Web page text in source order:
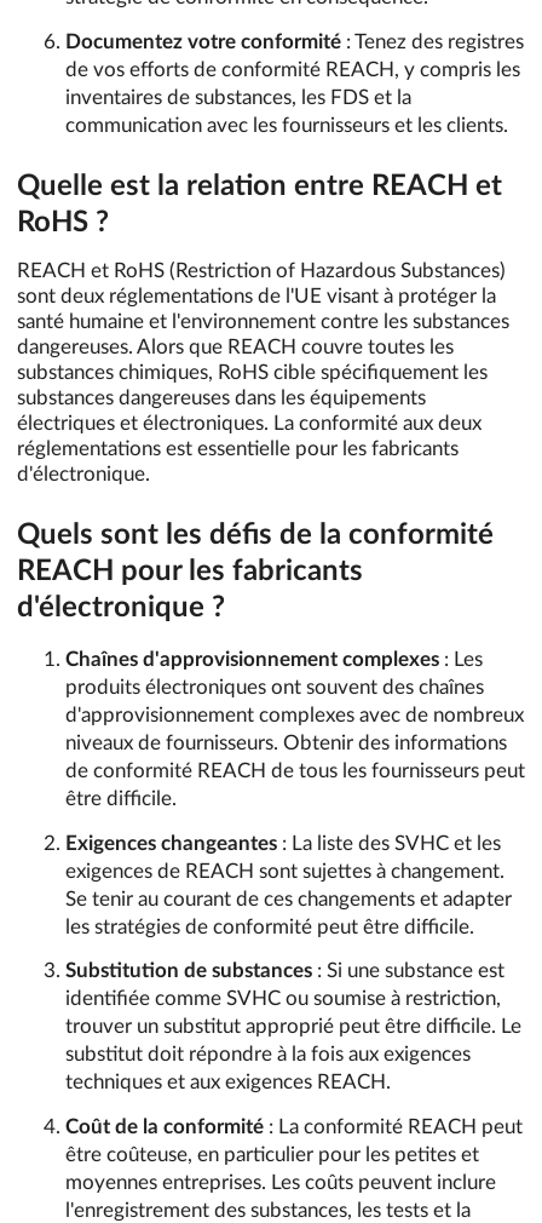
Documentez votre conformité : Tenez des registres
de vos efforts de conformité REACH, y compris les
inventaires de substances, les FDS et la
communication avec les fournisseurs et les clients.
Quelle est la relation entre REACH et
RoHS ?
REACH et RoHS (Restriction of Hazardous Substances)
sont deux réglementations de l'UE visant à protéger la
santé humaine et l'environnement contre les substances
dangereuses. Alors que REACH couvre toutes les
substances chimiques, RoHS cible spécifiquement les
substances dangereuses dans les équipements
électriques et électroniques. La conformité aux deux
réglementations est essentielle pour les fabricants
d'électronique.
Quels sont les défis de la conformité
REACH pour les fabricants
d'électronique ?
Chaînes d'approvisionnement complexes : Les
produits électroniques ont souvent des chaînes
d'approvisionnement complexes avec de nombreux
niveaux de fournisseurs. Obtenir des informations
de conformité REACH de tous les fournisseurs peut
être difficile.
Exigences changeantes : La liste des SVHC et les
exigences de REACH sont sujettes à changement.
Se tenir au courant de ces changements et adapter
les stratégies de conformité peut être difficile.
Substitution de substances : Si une substance est
identifiée comme SVHC ou soumise à restriction,
trouver un substitut approprié peut être difficile. Le
substitut doit répondre à la fois aux exigences
techniques et aux exigences REACH.
Coût de la conformité : La conformité REACH peut
être coûteuse, en particulier pour les petites et
moyennes entreprises. Les coûts peuvent inclure
l'enregistrement des substances, les tests et la